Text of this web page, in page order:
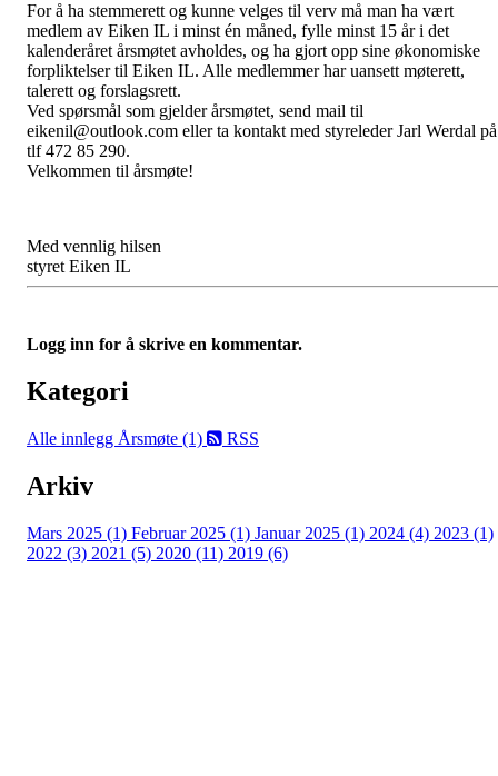
For å ha stemmerett og kunne velges til verv må man ha vært
medlem av Eiken IL i minst én måned, fylle minst 15 år i det
kalenderåret årsmøtet avholdes, og ha gjort opp sine økonomiske
forpliktelser til Eiken IL. Alle medlemmer har uansett møterett,
talerett og forslagsrett.
Ved spørsmål som gjelder årsmøtet, send mail til
eikenil@outlook.com eller ta kontakt med styreleder Jarl Werdal på
tlf 472 85 290.
Velkommen til årsmøte!
Med vennlig hilsen
styret Eiken IL
Logg inn for å skrive en kommentar.
Kategori
Alle innlegg Årsmøte (1) RSS
Arkiv
Mars 2025 (1) Februar 2025 (1) Januar 2025 (1) 2024 (4) 2023 (1)
2022 (3) 2021 (5) 2020 (11) 2019 (6)